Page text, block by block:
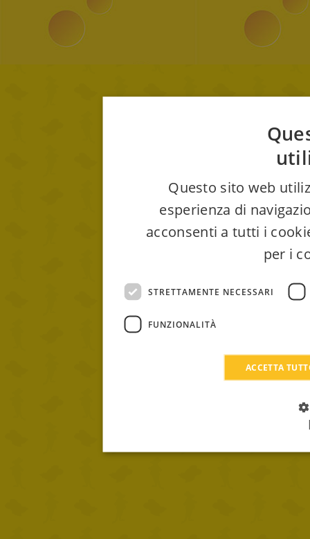
Questo sito web
esperienza di
acconsenti a tutti i
per i
STRETTAMENTE NECESSARI
FUNZIONALITÀ
ACCETTA